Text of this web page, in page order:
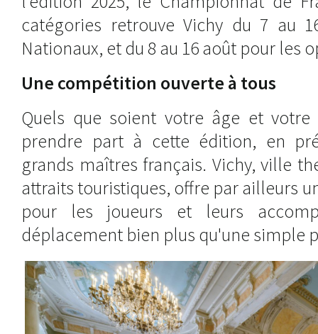
catégories retrouve Vichy du 7 au
Nationaux, et du 8 au 16 août pour les
Une compétition ouverte à tous
Quels que soient votre âge et votre
prendre part à cette édition, en
grands maîtres français. Vichy, ville
attraits touristiques, offre par ailleurs
pour les joueurs et leurs
déplacement bien plus qu'une simple